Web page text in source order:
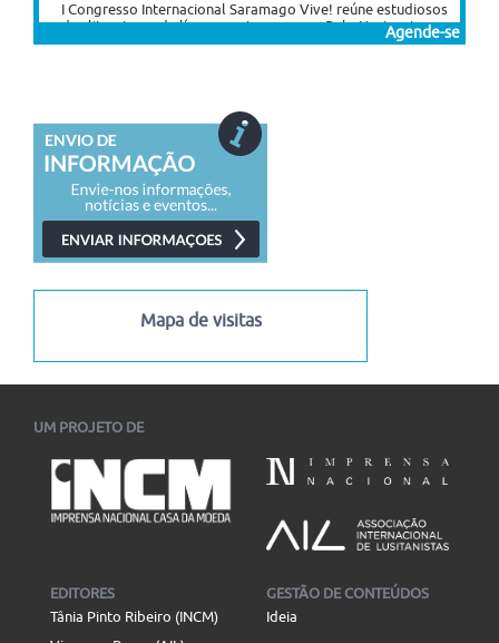
I Congresso Internacional Saramago Vive! reúne estudiosos
das literaturas de língua portuguesa em Belo Horizonte...
06/07/2026-30/11/2026
Agende-se
Mapa de visitas
UM PROJETO DE
EDITORES
Tânia Pinto Ribeiro (INCM)
GESTÃO DE CONTEÚDOS
Ideia